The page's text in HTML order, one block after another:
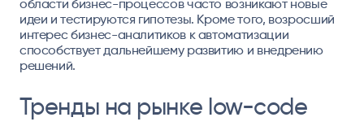
области бизнес-процессов часто возникают новые
идеи и тестируются гипотезы. Кроме того, возросший
интерес бизнес-аналитиков к автоматизации
способствует дальнейшему развитию и внедрению
решений.
Тренды на рынке low-code